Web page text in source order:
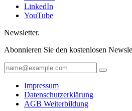
LinkedIn
YouTube
Newsletter.
Abonnieren Sie den kostenlosen
Impressum
Datenschutzerklärung
AGB Weiterbildung